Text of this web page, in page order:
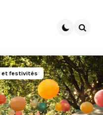
et festivités